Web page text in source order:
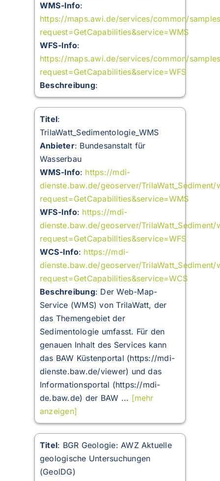
WMS-Info:
https://maps.awi.de/services/common/
request=GetCapabilities&service=WMS
WFS-Info:
https://maps.awi.de/services/common/
request=GetCapabilities&service=WFS
Beschreibung:
Titel:
TrilaWatt_Sedimentologie_WMS
Anbieter: Bundesanstalt für
Wasserbau
WMS-Info: https://mdi-
dienste.baw.de/geoserver/TrilaWatt_Sediment/
request=GetCapabilities&service=WMS
WFS-Info: https://mdi-
dienste.baw.de/geoserver/TrilaWatt_Sediment/
request=GetCapabilities&service=WFS
WCS-Info: https://mdi-
dienste.baw.de/geoserver/TrilaWatt_Sediment/
request=GetCapabilities&service=WCS
Beschreibung: Der Web-Map-
Service (WMS) von TrilaWatt, der
das Themengebiet der
Sedimentologie umfasst. Für den
genauen Inhalt des Services kann
das BAW Küstenportal (https://mdi-
dienste.baw.de/viewer) und das
Informationsportal (https://mdi-
de.baw.de) der BAW ... [mehr
anzeigen]
Titel: BGR Geologie: AWZ Aktuelle
geologische Untersuchungen
(GeolDG)